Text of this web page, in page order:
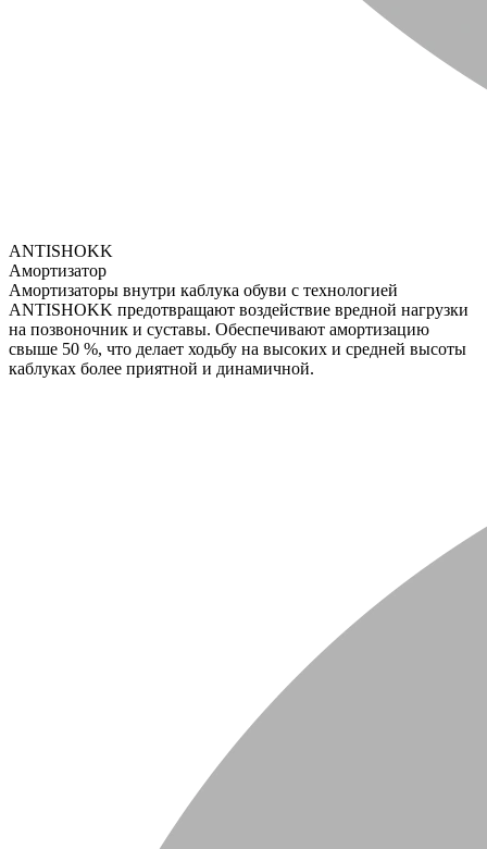
ANTISHOKK
Амортизатор
Амортизаторы внутри каблука обуви с технологией
ANTISHOKK предотвращают воздействие вредной нагрузки
на позвоночник и суставы. Обеспечивают амортизацию
свыше 50 %, что делает ходьбу на высоких и средней высоты
каблуках более приятной и динамичной.